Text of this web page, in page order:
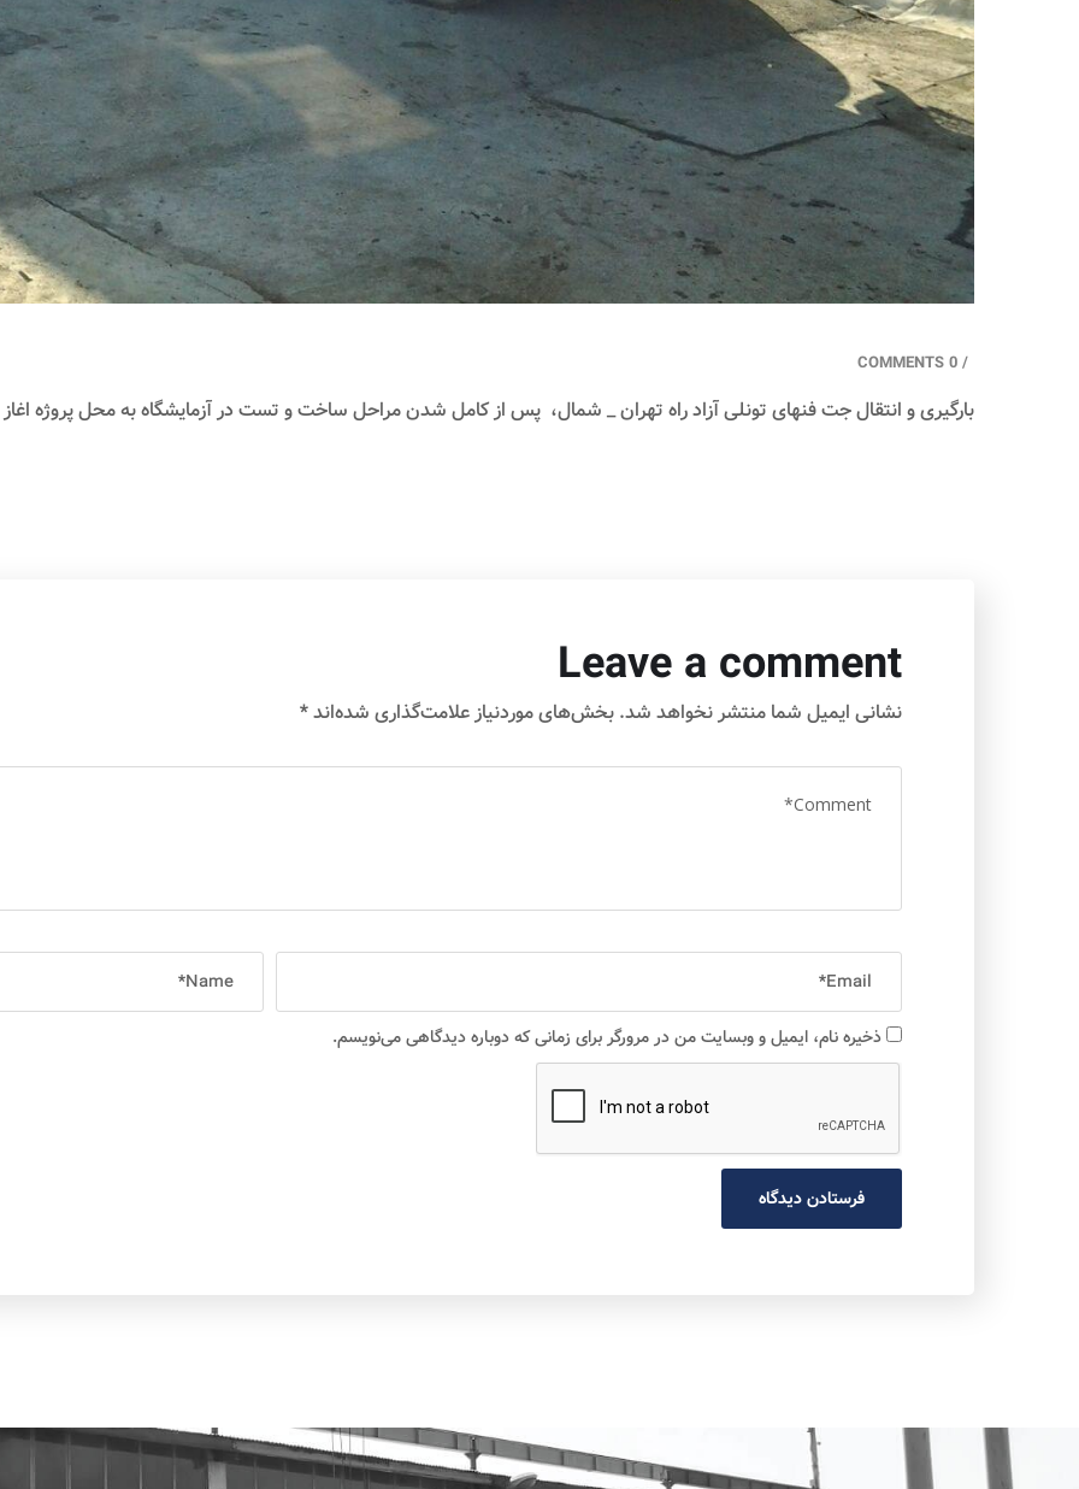
/
0 COMMENTS
بارگیری و انتقال جت فنهای تونلی آزاد راه تهران _ شمال، پس از کامل شدن مراحل ساخت و تست در آزمایشگاه به محل پروژه
Leave a comment
نشانی ایمیل شما منتشر نخواهد شد. بخش‌های موردنیاز علامت‌گذاری شده‌اند*
ذخیره نام، ایمیل و وبسایت من در مرورگر برای زمانی که دوباره دیدگاهی می‌نویسم.